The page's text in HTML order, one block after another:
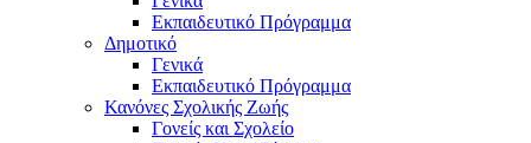
Εκπαιδευτικό Πρόγραμμα
Δημοτικό
Γενικά
Εκπαιδευτικό Πρόγραμμα
Κανόνες Σχολικής Ζωής
Γονείς και Σχολείο